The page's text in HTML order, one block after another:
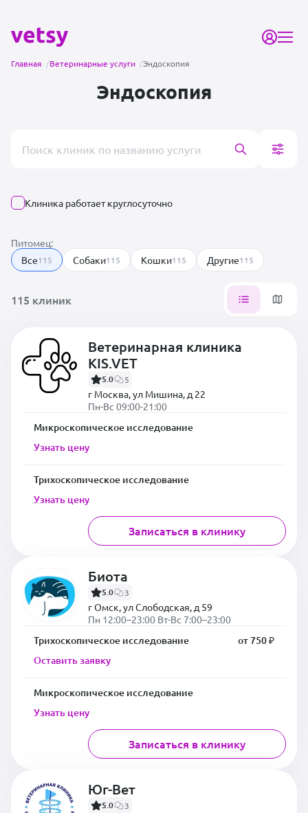
Главная /Ветеринарные услуги /Эндоскопия
Эндоскопия
Клиника работает круглосуточно
Питомец:
Все115 Собаки115 Кошки115 Другие115
115 клиник
Ветеринарная клиника
KIS.VET
5.0 5
г Москва, ул Мишина, д 22
Пн-Вс 09:00-21:00
Микроскопическое исследование
Узнать цену
Трихоскопическое исследование
Узнать цену
Записаться в клинику
Биота
5.0 3
г Омск, ул Слободская, д 59
Пн 12:00–23:00 Вт-Вс 7:00–23:00
Трихоскопическое исследование
от 750 ₽
Оставить заявку
Микроскопическое исследование
Узнать цену
Записаться в клинику
Юг-Вет
5.0 3